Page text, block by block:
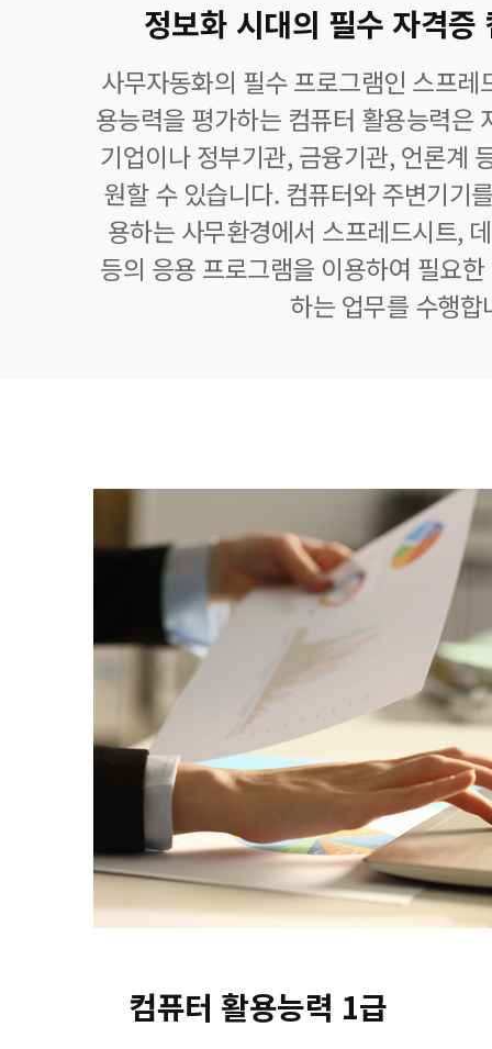
정보화 시대의 필수 자격증
사무자동화의 필수 프로그램인 스프
용능력을 평가하는 컴퓨터 활용능력은
기업이나 정부기관, 금융기관, 언론계
원할 수 있습니다. 컴퓨터와 주변기기
용하는 사무환경에서 스프레드시트,
등의 응용 프로그램을 이용하여 필요
하는 업무를 수행합
컴퓨터 활용능력 1급